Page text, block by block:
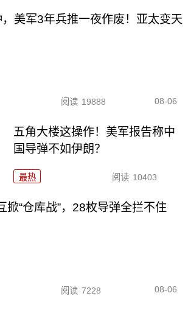
美军3年兵推一夜作废！亚太变天
阅读 19888 08-06
五角大楼这操作！美军报告称中
国导弹不如伊朗？
最热 阅读 10403
掀“仓库战”，28枚导弹全拦不住
阅读 7228 08-06